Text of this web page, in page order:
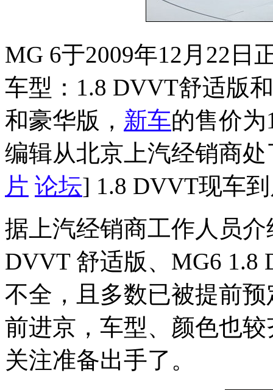
MG 6于2009年12月22日
车型：1.8 DVVT舒适版
和豪华版， 新车的售价为
编辑从北京上汽经销商
片 论坛] 1.8 DVVT现车
据上汽经销商工作人员
DVVT 舒适版、MG6 1.8
不全，且多数已被提前
前进京，车型、颜色也
关注准备出手了。